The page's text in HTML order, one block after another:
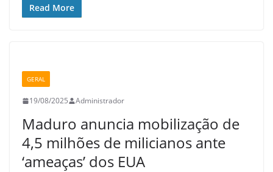
Read More
GERAL
19/08/2025 Administrador
Maduro anuncia mobilização de
4,5 milhões de milicianos ante
‘ameaças’ dos EUA